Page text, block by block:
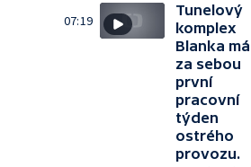
07:19
Tunelový
komplex
Blanka má
za sebou
první
pracovní
týden
ostrého
provozu.